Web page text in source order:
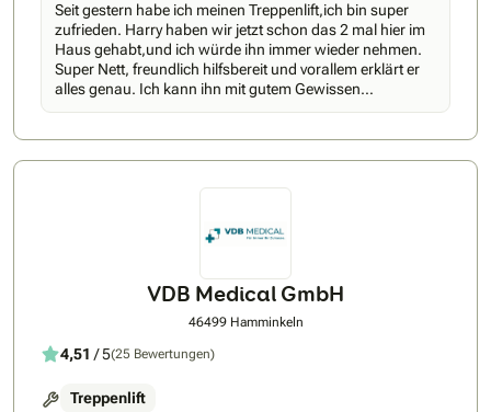
Seit gestern habe ich meinen Treppenlift,ich bin super
zufrieden. Harry haben wir jetzt schon das 2 mal hier im
Haus gehabt,und ich würde ihn immer wieder nehmen.
Super Nett, freundlich hilfsbereit und vorallem erklärt er
alles genau. Ich kann ihn mit gutem Gewissen
weiterempfehlen. Danke nochmal für das schnelle
VDB Medical GmbH
46499 Hamminkeln
4,51 / 5(25 Bewertungen)
Treppenlift